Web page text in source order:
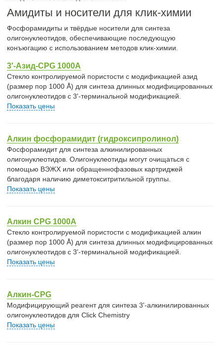
Амидиты и носители для клик-химии
Фосфорамидиты и твёрдые носители для синтеза
олигонуклеотидов, обеспечивающие последующую
конъюгацию с использованием методов клик-химии.
3'-Азид-CPG 1000A
Стекло контролируемой пористости с модификацией азид
(размер пор 1000 Å) для синтеза длинных модифицированных
олигонуклеотидов с 3'-терминальной модификацией.
Показать цены
Алкин фосфорамидит (гидроксипролинол)
Фосфорамидит для синтеза алкинилированных
олигонуклеотидов. Олигонуклеотиды могут очищаться с
помощью ВЭЖХ или обращеннофазовых картриджей
благодаря наличию диметокситритильной группы.
Показать цены
Алкин CPG 1000A
Стекло контролируемой пористости с модификацией алкин
(размер пор 1000 Å) для синтеза длинных модифицированных
олигонуклеотидов с 3'-терминальной модификацией.
Показать цены
Алкин-CPG
Модифицирующий реагент для синтеза 3'-алкинилированных
олигонуклеотидов для Click Chemistry
Показать цены